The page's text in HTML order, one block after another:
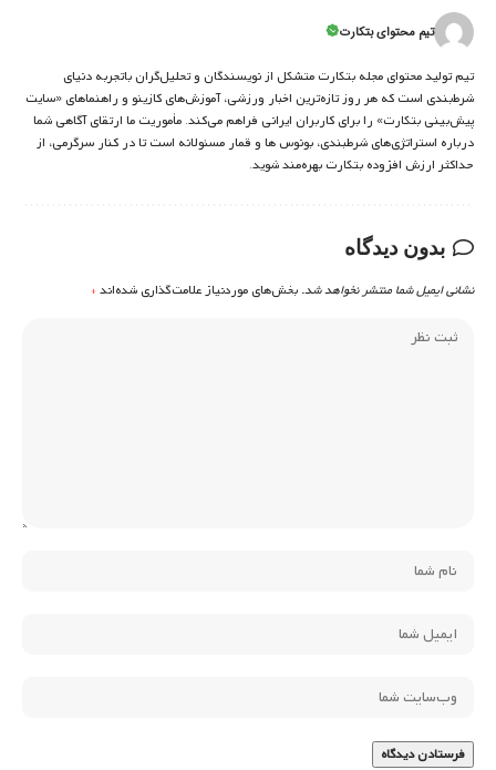
تیم محتوای بتکارت
تیم تولید محتوای مجله بتکارت متشکل از نویسندگان و تحلیل‌گران باتجربه دنیای
شرط‌بندی است که هر روز تازه‌ترین اخبار ورزشی، آموزش‌های کازینو و راهنماهای «سایت
پیش‌بینی بتکارت» را برای کاربران ایرانی فراهم می‌کند. مأموریت ما ارتقای آگاهی شما
درباره استراتژی‌های شرطبندی، بونوس ها و قمار مسئولانه است تا در کنار سرگرمی، از
حداکثر ارزش افزوده بتکارت بهره‌مند شوید.
بدون دیدگاه
نشانی ایمیل شما منتشر نخواهد شد. بخش‌های موردنیاز علامت‌گذاری شده‌اند*